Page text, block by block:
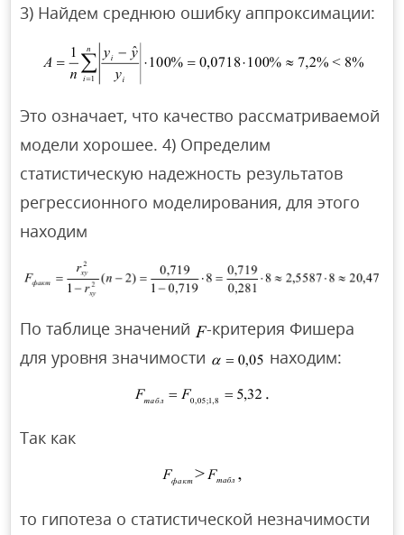
3) Найдем среднюю ошибку аппроксимации:
Это означает, что качество рассматриваемой
модели хорошее. 4) Определим
статистическую надежность результатов
регрессионного моделирования, для этого
находим
По таблице значений
-критерия Фишера
для уровня значимости
находим:
Так как
то гипотеза о статистической незначимости